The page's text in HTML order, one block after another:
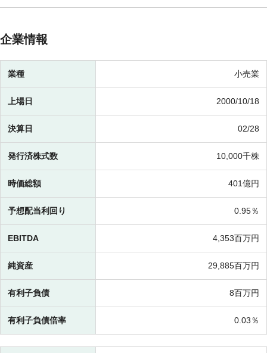
企業情報
業種 小売業
上場日 2000/10/18
決算日 02/28
発行済株式数 10,000千株
時価総額 401億円
予想配当利回り 0.95％
EBITDA 4,353百万円
純資産 29,885百万円
有利子負債 8百万円
有利子負債倍率 0.03％